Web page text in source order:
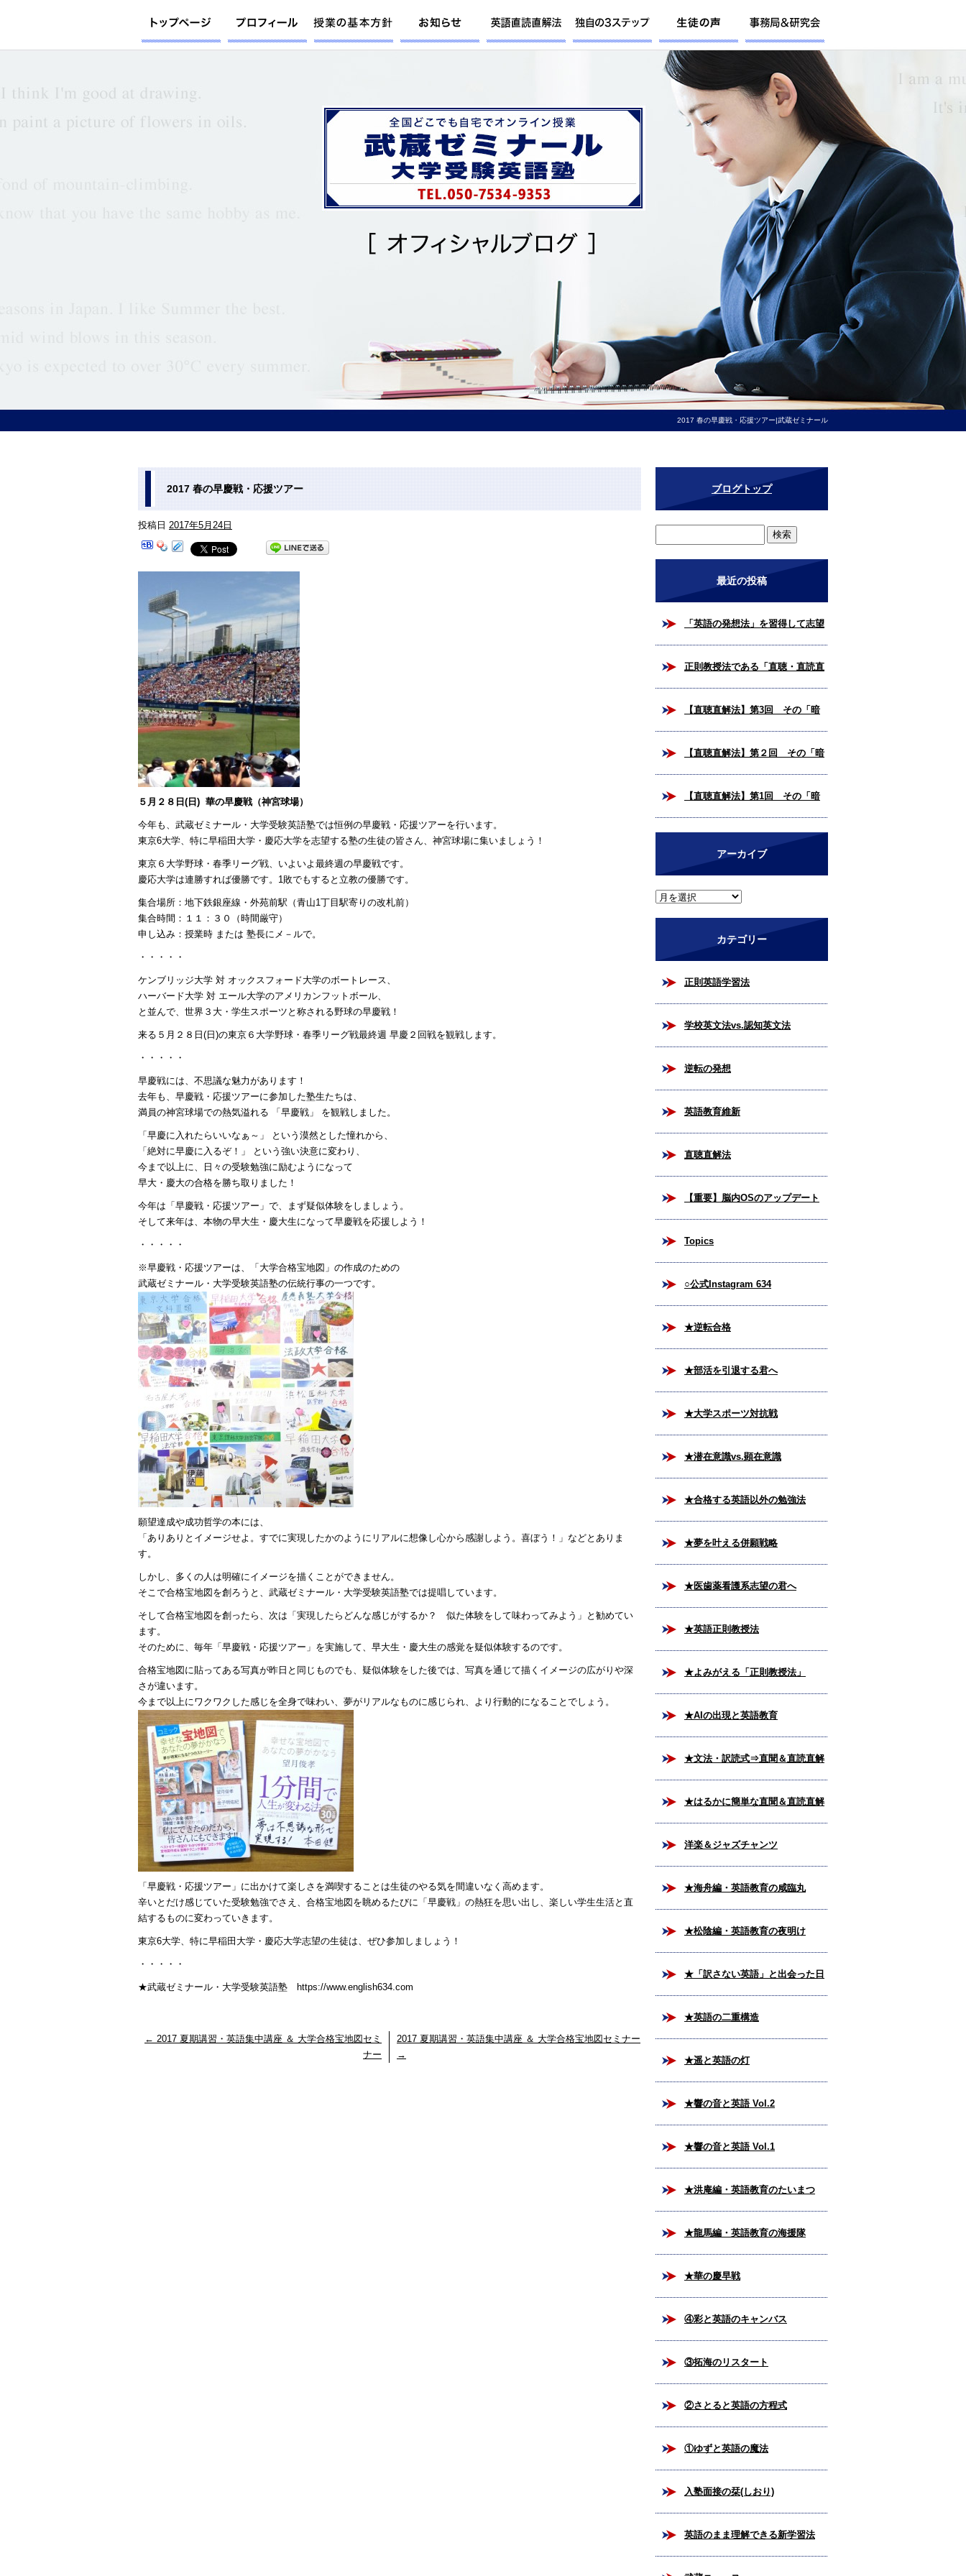
2017 春の早慶戦・応援ツアー|武蔵ゼミナール
2017 春の早慶戦・応援ツアー
投稿日 2017年5月24日
５月２８日(日) 華の早慶戦（神宮球場）
今年も、武蔵ゼミナール・大学受験英語塾では恒例の早慶戦・応援ツアーを行います。
東京6大学、特に早稲田大学・慶応大学を志望する塾の生徒の皆さん、神宮球場に集いましょう！
東京６大学野球・春季リーグ戦、いよいよ最終週の早慶戦です。
慶応大学は連勝すれば優勝です。1敗でもすると立教の優勝です。
集合場所：地下鉄銀座線・外苑前駅（青山1丁目駅寄りの改札前）
集合時間：１１：３０（時間厳守）
申し込み：授業時 または 塾長にメ－ルで。
・・・・・
ケンブリッジ大学 対 オックスフォード大学のボートレース、
ハーバード大学 対 エール大学のアメリカンフットボール、
と並んで、世界３大・学生スポーツと称される野球の早慶戦！
来る５月２８日(日)の東京６大学野球・春季リーグ戦最終週 早慶２回戦を観戦します。
・・・・・
早慶戦には、不思議な魅力があります！
去年も、早慶戦・応援ツアーに参加した塾生たちは、
満員の神宮球場での熱気溢れる 「早慶戦」 を観戦しました。
「早慶に入れたらいいなぁ～」 という漠然とした憧れから、
「絶対に早慶に入るぞ！」 という強い決意に変わり、
今まで以上に、日々の受験勉強に励むようになって
早大・慶大の合格を勝ち取りました！
今年は「早慶戦・応援ツアー」で、まず疑似体験をしましょう。
そして来年は、本物の早大生・慶大生になって早慶戦を応援しよう！
・・・・・
※早慶戦・応援ツアーは、「大学合格宝地図」の作成のための
武蔵ゼミナール・大学受験英語塾の伝統行事の一つです。
願望達成や成功哲学の本には、
「ありありとイメージせよ。すでに実現したかのようにリアルに想像し心から感謝しよう。喜ぼう！」などとありま
す。
しかし、多くの人は明確にイメージを描くことができません。
そこで合格宝地図を創ろうと、武蔵ゼミナール・大学受験英語塾では提唱しています。
そして合格宝地図を創ったら、次は「実現したらどんな感じがするか？ 似た体験をして味わってみよう」と勧めてい
ます。
そのために、毎年「早慶戦・応援ツアー」を実施して、早大生・慶大生の感覚を疑似体験するのです。
合格宝地図に貼ってある写真が昨日と同じものでも、疑似体験をした後では、写真を通じて描くイメージの広がりや深
さが違います。
今まで以上にワクワクした感じを全身で味わい、夢がリアルなものに感じられ、より行動的になることでしょう。
「早慶戦・応援ツアー」に出かけて楽しさを満喫することは生徒のやる気を間違いなく高めます。
辛いとだけ感じていた受験勉強でさえ、合格宝地図を眺めるたびに「早慶戦」の熱狂を思い出し、楽しい学生生活と直
結するものに変わっていきます。
東京6大学、特に早稲田大学・慶応大学志望の生徒は、ぜひ参加しましょう！
・・・・・
★武蔵ゼミナール・大学受験英語塾 https://www.english634.com
← 2017 夏期講習・英語集中講座 ＆ 大学合格宝地図セミ
ナー
2017 夏期講習・英語集中講座 ＆ 大学合格宝地図セミナー
→
ブログトップ
最近の投稿
「英語の発想法」を習得して志望
校合格を掴み取ろう！
正則教授法である「直聴・直読直
解法」とは？
【直聴直解法】第3回 その「暗
号解読」、いつまで続けますか？
（完結編）
【直聴直解法】第２回 その「暗
号解読」、いつまで続けますか？
【直聴直解法】第1回 その「暗
号解読」、いつまで続けますか？
アーカイブ
カテゴリー
正則英語学習法
学校英文法vs.認知英文法
逆転の発想
英語教育維新
直聴直解法
【重要】脳内OSのアップデート
Topics
○公式Instagram 634
★逆転合格
★部活を引退する君へ
★大学スポーツ対抗戦
★潜在意識vs.顕在意識
★合格する英語以外の勉強法
★夢を叶える併願戦略
★医歯薬看護系志望の君へ
★英語正則教授法
★よみがえる「正則教授法」
★AIの出現と英語教育
★文法・訳読式⇒直聞＆直読直解
法
★はるかに簡単な直聞＆直読直解
法
洋楽＆ジャズチャンツ
★海舟編・英語教育の咸臨丸
★松陰編・英語教育の夜明け
★「訳さない英語」と出会った日
★英語の二重構造
★遥と英語の灯
★響の音と英語 Vol.2
★響の音と英語 Vol.1
★洪庵編・英語教育のたいまつ
★龍馬編・英語教育の海援隊
★華の慶早戦
④彩と英語のキャンバス
③拓海のリスタート
②さとると英語の方程式
①ゆずと英語の魔法
入塾面接の栞(しおり)
英語のまま理解できる新学習法